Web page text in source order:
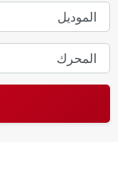
الموديل
المحرك